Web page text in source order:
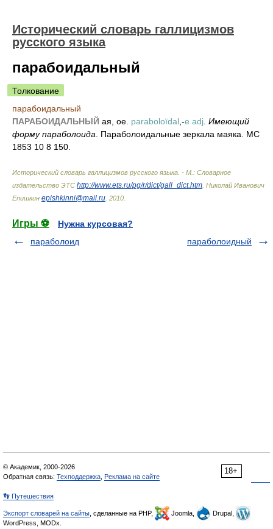
Исторический словарь галлицизмов
русского языка
парабоидальный
Толкование
парабоидальный
ПАРАБОИДАЛЬНЫЙ ая, ое. paraboloïdal ,-e adj Имеющий
форму параболоида . Параболоидальные зеркала маяка. МС
1853 10 8 150.
Исторический словарь галлицизмов русского языка. - М.: Словарное
издательство ЭТС http://www.ets.ru/pg/r/dict/gall_dict.htm Николай Иванович
Епишкин epishkinni@mail.ru 2010
Игры ⚽
Нужна курсовая?
параболоид
параболоидный
18+
© Академик, 2000-2026
Обратная связь: Техподдержка Реклама на сайте
👣 Путешествия
Экспорт словарей на сайты , сделанные на PHP, Joomla,
Drupal,
WordPress, MODx.